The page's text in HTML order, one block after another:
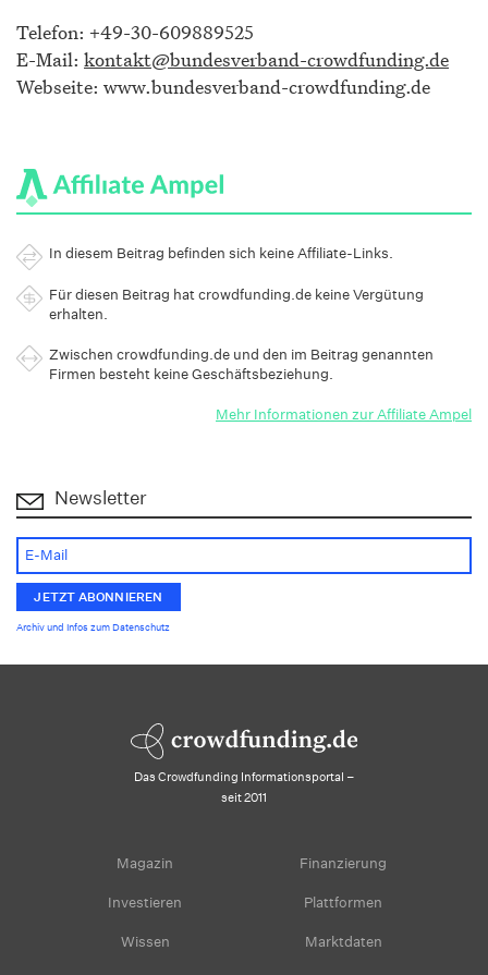
Telefon: +49-30-609889525
E-Mail: kontakt@bundesverband-crowdfunding.de
Webseite: www.bundesverband-crowdfunding.de
In diesem Beitrag befinden sich keine Affiliate-Links.
Für diesen Beitrag hat crowdfunding.de keine Vergütung
erhalten.
Zwischen crowdfunding.de und den im Beitrag genannten
Firmen besteht keine Geschäftsbeziehung.
Mehr Informationen zur Affiliate Ampel
Newsletter
Archiv und Infos zum Datenschutz
Das Crowdfunding Informationsportal –
seit 2011
Magazin Finanzierung
Investieren Plattformen
Wissen Marktdaten